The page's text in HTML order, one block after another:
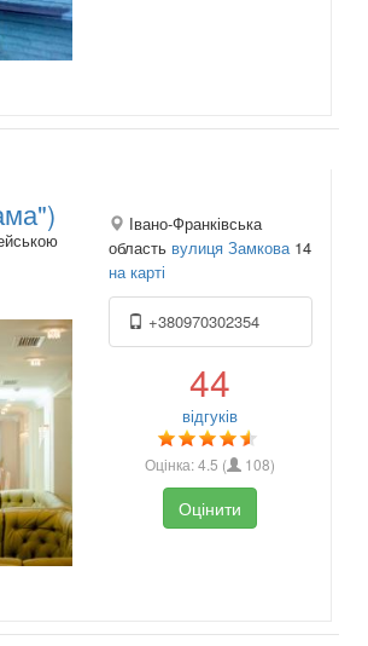
Івано-Франківська
область вулиця Замкова14
на карті
+380970302354
44
відгуків
Оцінка:4.5 ( 108)
Оцінити